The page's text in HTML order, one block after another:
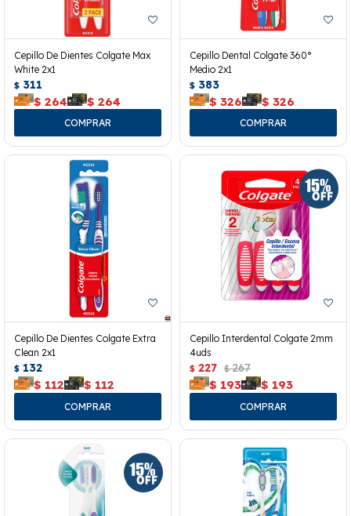
Cepillo De Dientes Colgate Max
White 2x1
$ 311
$ 264 $ 264
Cepillo Dental Colgate 360°
Medio 2x1
$ 383
$ 326 $ 326
Cepillo De Dientes Colgate Extra
Clean 2x1
$ 132
$ 112 $ 112
Cepillo Interdental Colgate 2mm
4uds
$ 227 $ 267
$ 193 $ 193